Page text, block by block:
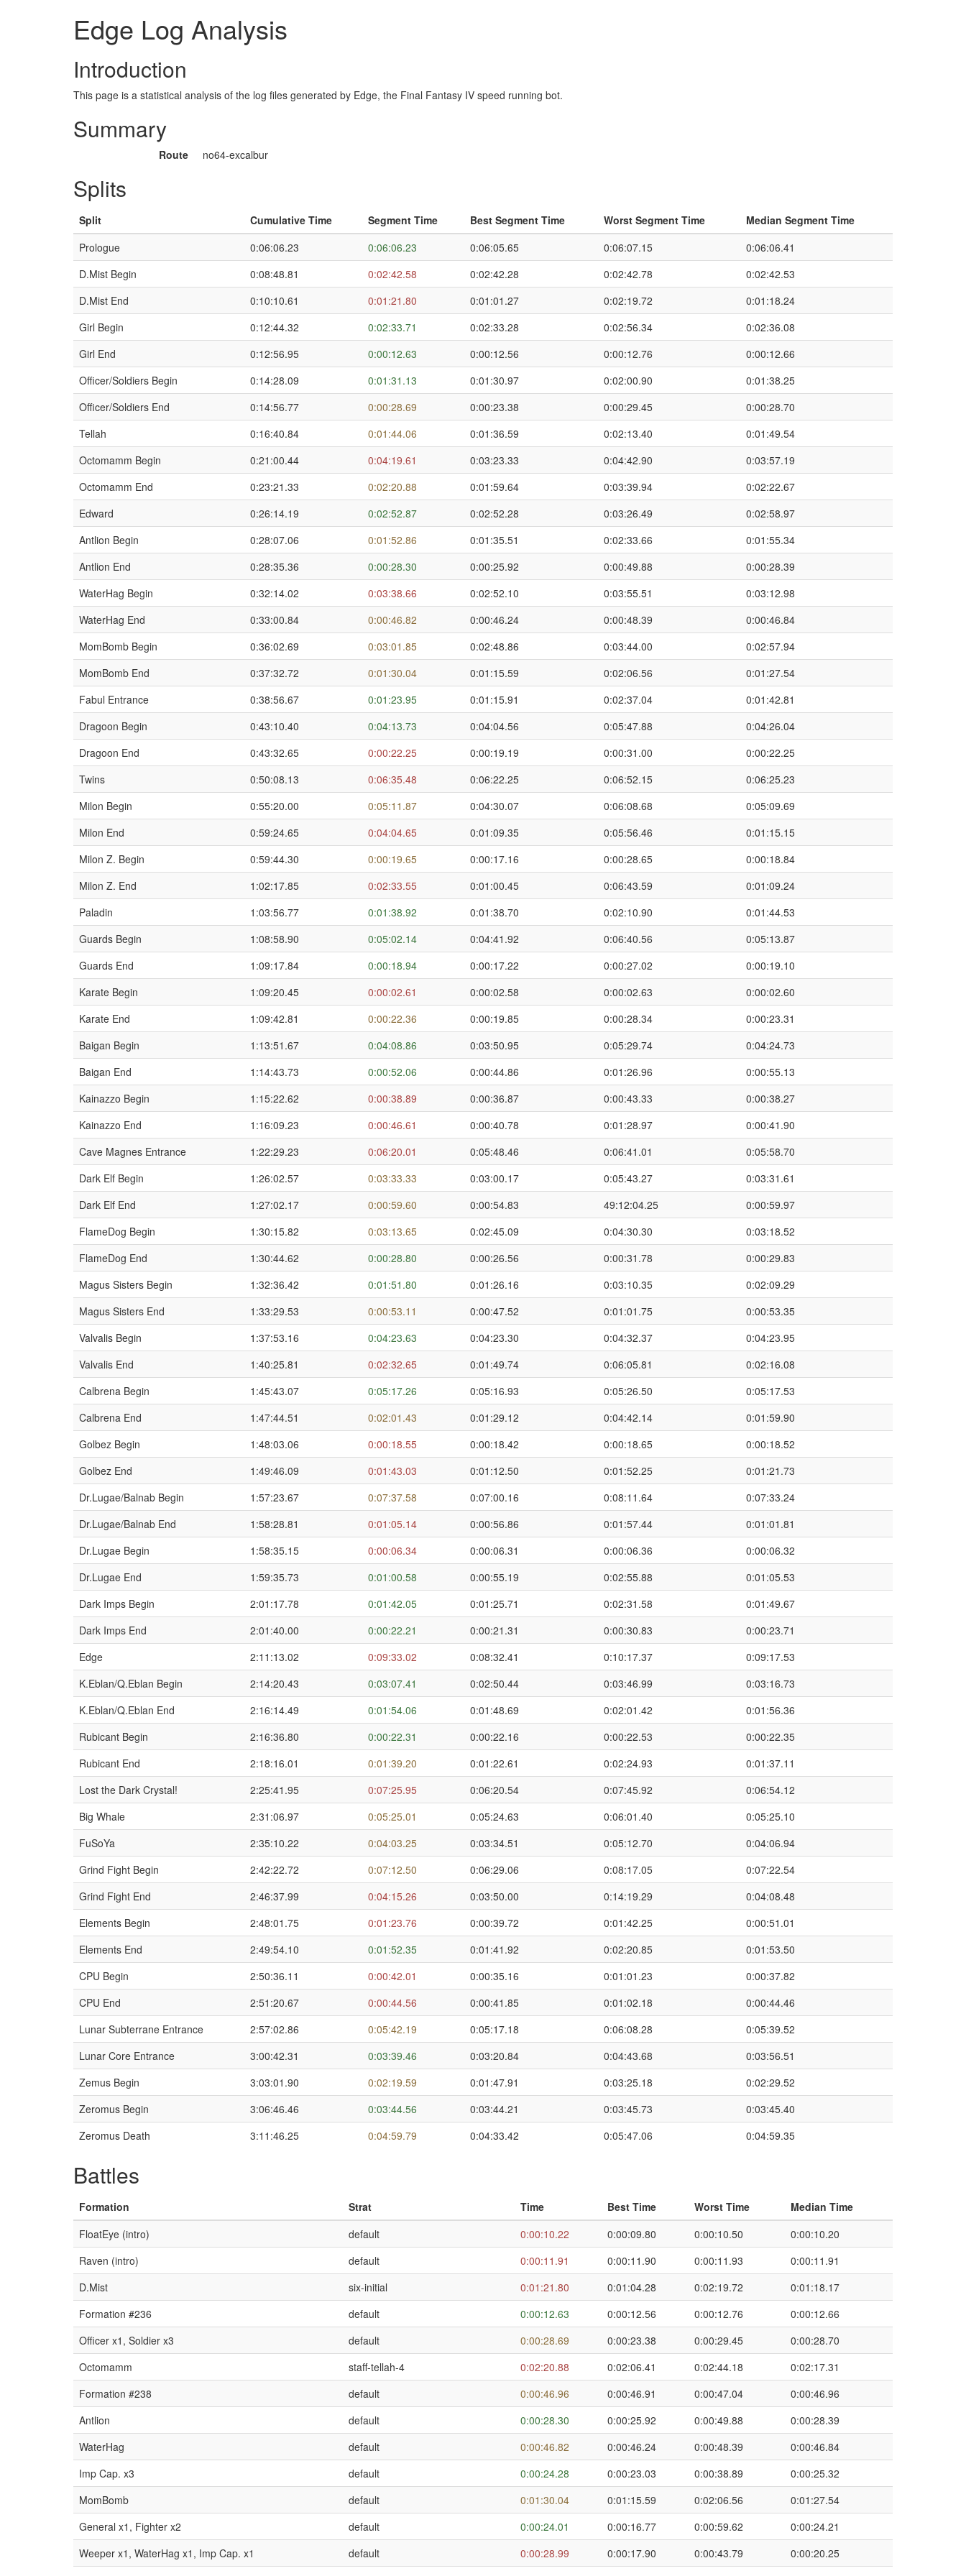
Edge Log Analysis
Introduction
This page is a statistical analysis of the log files generated by Edge, the Final Fantasy IV speed running bot.
Summary
Route no64-excalbur
Splits
Split Cumulative Time Segment Time Best Segment Time Worst Segment Time
Median Segment Time
Prologue
0:06:06.23 0:06:06.23 0:06:05.65 0:06:07.15
0:06:06.41
D.Mist Begin
0:08:48.81 0:02:42.58 0:02:42.28 0:02:42.78
0:02:42.53
D.Mist End
0:10:10.61 0:01:21.80 0:01:01.27 0:02:19.72
0:01:18.24
Girl Begin
0:12:44.32 0:02:33.71 0:02:33.28 0:02:56.34
0:02:36.08
Girl End
0:12:56.95 0:00:12.63 0:00:12.56 0:00:12.76
0:00:12.66
Officer/Soldiers Begin
0:14:28.09 0:01:31.13 0:01:30.97 0:02:00.90
0:01:38.25
Officer/Soldiers End
0:14:56.77 0:00:28.69 0:00:23.38 0:00:29.45
0:00:28.70
Tellah
0:16:40.84 0:01:44.06 0:01:36.59 0:02:13.40
0:01:49.54
Octomamm Begin
0:21:00.44 0:04:19.61 0:03:23.33 0:04:42.90
0:03:57.19
Octomamm End
0:23:21.33 0:02:20.88 0:01:59.64 0:03:39.94
0:02:22.67
Edward
0:26:14.19 0:02:52.87 0:02:52.28 0:03:26.49
0:02:58.97
Antlion Begin
0:28:07.06 0:01:52.86 0:01:35.51 0:02:33.66
0:01:55.34
Antlion End
0:28:35.36 0:00:28.30 0:00:25.92 0:00:49.88
0:00:28.39
WaterHag Begin
0:32:14.02 0:03:38.66 0:02:52.10 0:03:55.51
0:03:12.98
WaterHag End
0:33:00.84 0:00:46.82 0:00:46.24 0:00:48.39
0:00:46.84
MomBomb Begin
0:36:02.69 0:03:01.85 0:02:48.86 0:03:44.00
0:02:57.94
MomBomb End
0:37:32.72 0:01:30.04 0:01:15.59 0:02:06.56
0:01:27.54
Fabul Entrance
0:38:56.67 0:01:23.95 0:01:15.91 0:02:37.04
0:01:42.81
Dragoon Begin
0:43:10.40 0:04:13.73 0:04:04.56 0:05:47.88
0:04:26.04
Dragoon End
0:43:32.65 0:00:22.25 0:00:19.19 0:00:31.00
0:00:22.25
Twins
0:50:08.13 0:06:35.48 0:06:22.25 0:06:52.15
0:06:25.23
Milon Begin
0:55:20.00 0:05:11.87 0:04:30.07 0:06:08.68
0:05:09.69
Milon End
0:59:24.65 0:04:04.65 0:01:09.35 0:05:56.46
0:01:15.15
Milon Z. Begin
0:59:44.30 0:00:19.65 0:00:17.16 0:00:28.65
0:00:18.84
Milon Z. End
1:02:17.85 0:02:33.55 0:01:00.45 0:06:43.59
0:01:09.24
Paladin
1:03:56.77 0:01:38.92 0:01:38.70 0:02:10.90
0:01:44.53
Guards Begin
1:08:58.90 0:05:02.14 0:04:41.92 0:06:40.56
0:05:13.87
Guards End
1:09:17.84 0:00:18.94 0:00:17.22 0:00:27.02
0:00:19.10
Karate Begin
1:09:20.45 0:00:02.61 0:00:02.58 0:00:02.63
0:00:02.60
Karate End
1:09:42.81 0:00:22.36 0:00:19.85 0:00:28.34
0:00:23.31
Baigan Begin
1:13:51.67 0:04:08.86 0:03:50.95 0:05:29.74
0:04:24.73
Baigan End
1:14:43.73 0:00:52.06 0:00:44.86 0:01:26.96
0:00:55.13
Kainazzo Begin
1:15:22.62 0:00:38.89 0:00:36.87 0:00:43.33
0:00:38.27
Kainazzo End
1:16:09.23 0:00:46.61 0:00:40.78 0:01:28.97
0:00:41.90
Cave Magnes Entrance
1:22:29.23 0:06:20.01 0:05:48.46 0:06:41.01
0:05:58.70
Dark Elf Begin
1:26:02.57 0:03:33.33 0:03:00.17 0:05:43.27
0:03:31.61
Dark Elf End
1:27:02.17 0:00:59.60 0:00:54.83 49:12:04.25
0:00:59.97
FlameDog Begin
1:30:15.82 0:03:13.65 0:02:45.09 0:04:30.30
0:03:18.52
FlameDog End
1:30:44.62 0:00:28.80 0:00:26.56 0:00:31.78
0:00:29.83
Magus Sisters Begin
1:32:36.42 0:01:51.80 0:01:26.16 0:03:10.35
0:02:09.29
Magus Sisters End
1:33:29.53 0:00:53.11 0:00:47.52 0:01:01.75
0:00:53.35
Valvalis Begin
1:37:53.16 0:04:23.63 0:04:23.30 0:04:32.37
0:04:23.95
Valvalis End
1:40:25.81 0:02:32.65 0:01:49.74 0:06:05.81
0:02:16.08
Calbrena Begin
1:45:43.07 0:05:17.26 0:05:16.93 0:05:26.50
0:05:17.53
Calbrena End
1:47:44.51 0:02:01.43 0:01:29.12 0:04:42.14
0:01:59.90
Golbez Begin
1:48:03.06 0:00:18.55 0:00:18.42 0:00:18.65
0:00:18.52
Golbez End
1:49:46.09 0:01:43.03 0:01:12.50 0:01:52.25
0:01:21.73
Dr.Lugae/Balnab Begin
1:57:23.67 0:07:37.58 0:07:00.16 0:08:11.64
0:07:33.24
Dr.Lugae/Balnab End
1:58:28.81 0:01:05.14 0:00:56.86 0:01:57.44
0:01:01.81
Dr.Lugae Begin
1:58:35.15 0:00:06.34 0:00:06.31 0:00:06.36
0:00:06.32
Dr.Lugae End
1:59:35.73 0:01:00.58 0:00:55.19 0:02:55.88
0:01:05.53
Dark Imps Begin
2:01:17.78 0:01:42.05 0:01:25.71 0:02:31.58
0:01:49.67
Dark Imps End
2:01:40.00 0:00:22.21 0:00:21.31 0:00:30.83
0:00:23.71
Edge
2:11:13.02 0:09:33.02 0:08:32.41 0:10:17.37
0:09:17.53
K.Eblan/Q.Eblan Begin
2:14:20.43 0:03:07.41 0:02:50.44 0:03:46.99
0:03:16.73
K.Eblan/Q.Eblan End
2:16:14.49 0:01:54.06 0:01:48.69 0:02:01.42
0:01:56.36
Rubicant Begin
2:16:36.80 0:00:22.31 0:00:22.16 0:00:22.53
0:00:22.35
Rubicant End
2:18:16.01 0:01:39.20 0:01:22.61 0:02:24.93
0:01:37.11
Lost the Dark Crystal!
2:25:41.95 0:07:25.95 0:06:20.54 0:07:45.92
0:06:54.12
Big Whale
2:31:06.97 0:05:25.01 0:05:24.63 0:06:01.40
0:05:25.10
FuSoYa
2:35:10.22 0:04:03.25 0:03:34.51 0:05:12.70
0:04:06.94
Grind Fight Begin
2:42:22.72 0:07:12.50 0:06:29.06 0:08:17.05
0:07:22.54
Grind Fight End
2:46:37.99 0:04:15.26 0:03:50.00 0:14:19.29
0:04:08.48
Elements Begin
2:48:01.75 0:01:23.76 0:00:39.72 0:01:42.25
0:00:51.01
Elements End
2:49:54.10 0:01:52.35 0:01:41.92 0:02:20.85
0:01:53.50
CPU Begin
2:50:36.11 0:00:42.01 0:00:35.16 0:01:01.23
0:00:37.82
CPU End
2:51:20.67 0:00:44.56 0:00:41.85 0:01:02.18
0:00:44.46
Lunar Subterrane Entrance
2:57:02.86 0:05:42.19 0:05:17.18 0:06:08.28
0:05:39.52
Lunar Core Entrance
3:00:42.31 0:03:39.46 0:03:20.84 0:04:43.68
0:03:56.51
Zemus Begin
3:03:01.90 0:02:19.59 0:01:47.91 0:03:25.18
0:02:29.52
Zeromus Begin
3:06:46.46 0:03:44.56 0:03:44.21 0:03:45.73
0:03:45.40
Zeromus Death
3:11:46.25 0:04:59.79 0:04:33.42 0:05:47.06 0:04:59.35
Battles
Formation Strat Time Best Time Worst Time
Median Time
FloatEye (intro)
default 0:00:10.22 0:00:09.80 0:00:10.50
0:00:10.20
Raven (intro)
default 0:00:11.91 0:00:11.90 0:00:11.93
0:00:11.91
D.Mist
six-initial 0:01:21.80 0:01:04.28 0:02:19.72
0:01:18.17
Formation #236
default 0:00:12.63 0:00:12.56 0:00:12.76
0:00:12.66
Officer x1, Soldier x3
default 0:00:28.69 0:00:23.38 0:00:29.45
0:00:28.70
Octomamm
staff-tellah-4 0:02:20.88 0:02:06.41 0:02:44.18
0:02:17.31
Formation #238
default 0:00:46.96 0:00:46.91 0:00:47.04
0:00:46.96
Antlion
default 0:00:28.30 0:00:25.92 0:00:49.88
0:00:28.39
WaterHag
default 0:00:46.82 0:00:46.24 0:00:48.39
0:00:46.84
Imp Cap. x3
default 0:00:24.28 0:00:23.03 0:00:38.89
0:00:25.32
MomBomb
default 0:01:30.04 0:01:15.59 0:02:06.56
0:01:27.54
General x1, Fighter x2
default 0:00:24.01 0:00:16.77 0:00:59.62
0:00:24.21
Weeper x1, WaterHag x1, Imp Cap. x1
default 0:00:28.99 0:00:17.90 0:00:43.79
0:00:20.25